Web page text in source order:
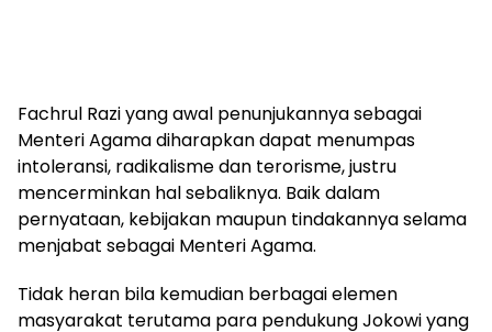
Fachrul Razi yang awal penunjukannya sebagai
Menteri Agama diharapkan dapat menumpas
intoleransi, radikalisme dan terorisme, justru
mencerminkan hal sebaliknya. Baik dalam
pernyataan, kebijakan maupun tindakannya selama
menjabat sebagai Menteri Agama.
Tidak heran bila kemudian berbagai elemen
masyarakat terutama para pendukung Jokowi yang